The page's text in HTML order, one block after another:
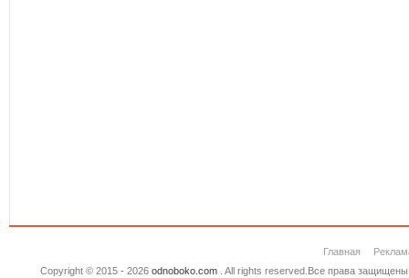
Главная
Copyright © 2015 - 2026 odnoboko.com. All rights reserved.Все права защищены.